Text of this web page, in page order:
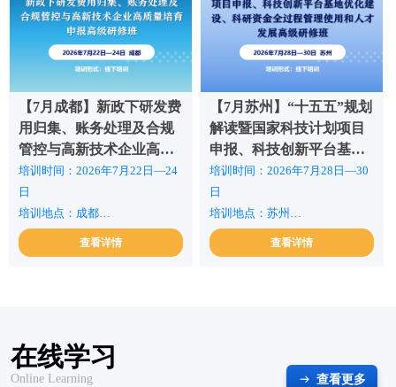
【7月成都】新政下研发费
用归集、账务处理及合规
管控与高新技术企业高质
量培育申报高级研修班
培训时间：2026年7月22日—24
日
培训地点：成都
培训费用：3600元/人(含专家授
课费、资料费、场租费等)
查看详情
【7月苏州】“十五五”规划
解读暨国家科技计划项目
申报、科技创新平台基地
优化建设、科研资金全过
程管理使用和人才发展高
级研修班
培训时间：2026年7月28日—30
日
培训地点：苏州
培训费用：3600元/人(含专家授
课费、资料费、场租费等)
查看详情
在线学习
Online Learning ꁹ 查看更多